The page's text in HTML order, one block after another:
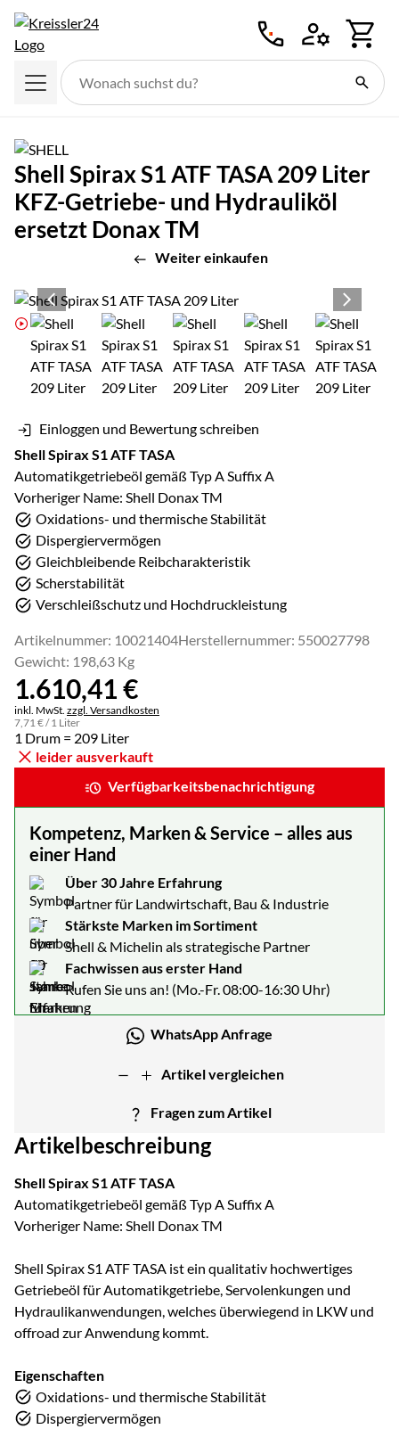
Shell Spirax S1 ATF TASA 209 Liter
KFZ-Getriebe- und Hydrauliköl
ersetzt Donax TM
Weiter einkaufen
Produktgalerie
Zur Kaufbox springen
Einloggen und Bewertung schreiben
Shell Spirax S1 ATF TASA
Automatikgetriebeöl gemäß Typ A Suffix A
Vorheriger Name: Shell Donax TM
Oxidations- und thermische Stabilität
Dispergiervermögen
Gleichbleibende Reibcharakteristik
Scherstabilität
Verschleißschutz und Hochdruckleistung
Artikelnummer: 10021404Herstellernummer: 550027798
Gewicht: 198,63 Kg
1.610,41€
Steuerhinweis:
inkl. MwSt. zzgl. Versandkosten
7,71€/ 1 Liter
1 Drum = 209 Liter
leider ausverkauft
Verfügbarkeitsbenachrichtigung
Kompetenz, Marken & Service – alles aus
einer Hand
Über 30 Jahre Erfahrung
Partner für Landwirtschaft, Bau & Industrie
Stärkste Marken im Sortiment
Shell & Michelin als strategische Partner
Fachwissen aus erster Hand
Rufen Sie uns an! (Mo.-Fr. 08:00-16:30 Uhr)
WhatsApp Anfrage
Artikel vergleichen
Fragen zum Artikel
Artikelbeschreibung
Shell Spirax S1 ATF TASA
Automatikgetriebeöl gemäß Typ A Suffix A
Vorheriger Name: Shell Donax TM
Shell Spirax S1 ATF TASA ist ein qualitativ hochwertiges
Getriebeöl für Automatikgetriebe, Servolenkungen und
Hydraulikanwendungen, welches überwiegend in LKW und
offroad zur Anwendung kommt.
Eigenschaften
Oxidations- und thermische Stabilität
Dispergiervermögen